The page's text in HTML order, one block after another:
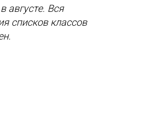
августе. Вся
списков классов